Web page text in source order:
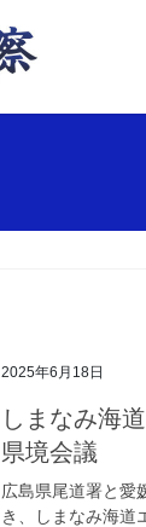
2025年6月18日
しまなみ海道の安全で連携を 広島県尾道署と愛媛県伯方署が
県境会議
広島県尾道署と愛
き、しまなみ海道